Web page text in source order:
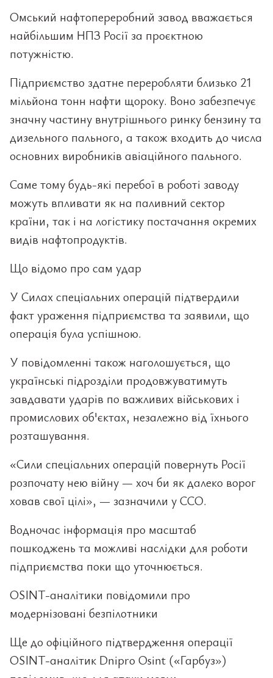
Омський нафтопереробний завод вважається
найбільшим НПЗ Росії за проєктною
потужністю.
Підприємство здатне переробляти близько 21
мільйона тонн нафти щороку. Воно забезпечує
значну частину внутрішнього ринку бензину та
дизельного пального, а також входить до числа
основних виробників авіаційного пального.
Саме тому будь-які перебої в роботі заводу
можуть впливати як на паливний сектор
країни, так і на логістику постачання окремих
видів нафтопродуктів.
Що відомо про сам удар
У Силах спеціальних операцій підтвердили
факт ураження підприємства та заявили, що
операція була успішною.
У повідомленні також наголошується, що
українські підрозділи продовжуватимуть
завдавати ударів по важливих військових і
промислових об'єктах, незалежно від їхнього
розташування.
«Сили спеціальних операцій повернуть Росії
розпочату нею війну — хоч би як далеко ворог
ховав свої цілі», — зазначили у ССО.
Водночас інформація про масштаб
пошкоджень та можливі наслідки для роботи
підприємства поки що уточнюється.
OSINT-аналітики повідомили про
модернізовані безпілотники
Ще до офіційного підтвердження операції
OSINT-аналітик Dnipro Osint («Гарбуз»)